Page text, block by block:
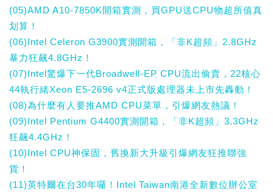
(05)AMD A10-7850K開箱實測，買GPU送CPU物超所值真
划算！
(06)Intel Celeron G3900實測開箱，「非K超頻」2.8GHz
暴力狂飆4.8GHz！
(07)Intel驚爆下一代Broadwell-EP CPU流出偷賣，22核心
44執行緒Xeon E5-2696 v4正式版處理器未上市先轟動！
(08)為什麼有人要推AMD CPU菜單，引爆網友熱議！
(09)Intel Pentium G4400實測開箱，「非K超頻」3.3GHz
狂飆4.4GHz！
(10)Intel CPU神保固，舊換新大升級引爆網友狂推聯強
貨！
(11)英特爾在台30年囉！Intel Taiwan南港全新數位辦公室